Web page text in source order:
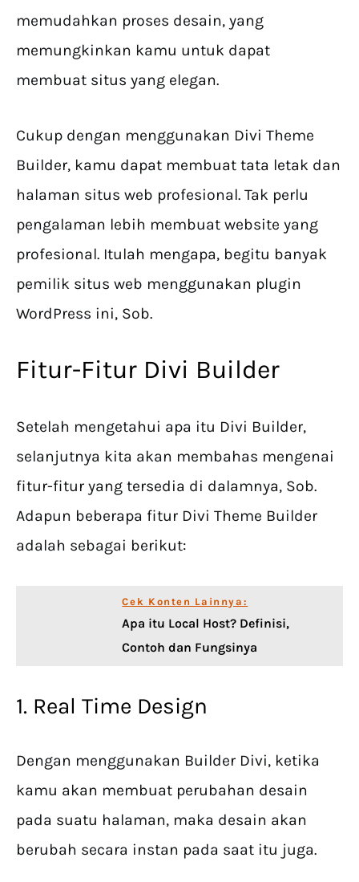
memudahkan proses desain, yang
memungkinkan kamu untuk dapat
membuat situs yang elegan.
Cukup dengan menggunakan Divi Theme
Builder, kamu dapat membuat tata letak dan
halaman situs web profesional. Tak perlu
pengalaman lebih membuat website yang
profesional. Itulah mengapa, begitu banyak
pemilik situs web menggunakan plugin
WordPress ini, Sob.
Fitur-Fitur Divi Builder
Setelah mengetahui apa itu Divi Builder,
selanjutnya kita akan membahas mengenai
fitur-fitur yang tersedia di dalamnya, Sob.
Adapun beberapa fitur Divi Theme Builder
adalah sebagai berikut:
Cek Konten Lainnya:
Apa itu Local Host? Definisi,
Contoh dan Fungsinya
1. Real Time Design
Dengan menggunakan Builder Divi, ketika
kamu akan membuat perubahan desain
pada suatu halaman, maka desain akan
berubah secara instan pada saat itu juga.